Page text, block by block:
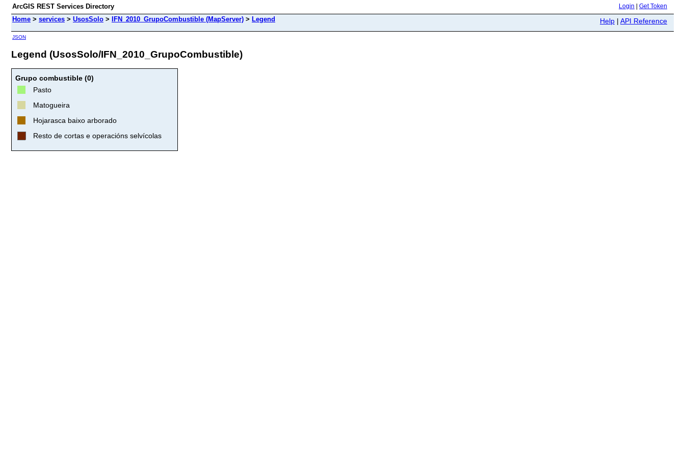
ArcGIS REST Services Directory Login Get Token
Home > services > UsosSolo > IFN_2010_GrupoCombustible (MapServer) > Legend Help | API Reference
JSON
Legend (UsosSolo/IFN_2010_GrupoCombustible)
Grupo combustible (0)
Pasto
Matogueira
Hojarasca baixo arborado
Resto de cortas e operacións selvícolas